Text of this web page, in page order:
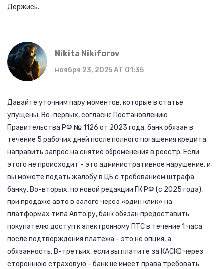
Держись.
Nikita Nikiforov
ноября 23, 2025 AT 01:35
Давайте уточним пару моментов, которые в статье
упущены. Во-первых, согласно Постановлению
Правительства РФ № 1126 от 2023 года, банк обязан в
течение 5 рабочих дней после полного погашения кредита
направить запрос на снятие обременения в реестр. Если
этого не происходит - это административное нарушение, и
вы можете подать жалобу в ЦБ с требованием штрафа
банку. Во-вторых, по новой редакции ГК РФ (с 2025 года),
при продаже авто в залоге через «один клик» на
платформах типа Авто.ру, банк обязан предоставить
покупателю доступ к электронному ПТС в течение 1 часа
после подтверждения платежа - это не опция, а
обязанность. В-третьих, если вы платите за КАСКО через
стороннюю страховую - банк не имеет права требовать